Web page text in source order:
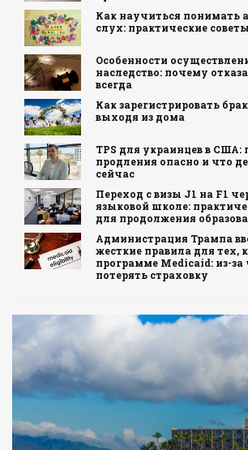
Как научиться понимать
слух: практические советы
Особенности
наследство: почему
всегда
Как зарегистрировать
выходя из дома
TPS для украинцев в
продления опасно и что
сейчас
Переход с визы J1 на F1
языковой школе:
для продолжения
Администрация Трампа
жесткие правила для тех,
программе Medicaid: из-
потерять страховку